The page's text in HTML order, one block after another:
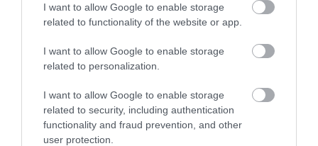
I want to allow Google to enable storage
related to functionality of the website or app.
I want to allow Google to enable storage
related to personalization.
I want to allow Google to enable storage
related to security, including authentication
functionality and fraud prevention, and other
user protection.
παρελθόντος και ένα νέο οικονομικό
foodlife.gr στο Google
Newsκαι μάθετε πρώτοι όλες τις ειδήσεις